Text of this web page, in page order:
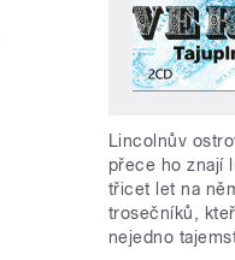
Lincolnův
přece ho znají
třicet let na
trosečníků,
nejedno